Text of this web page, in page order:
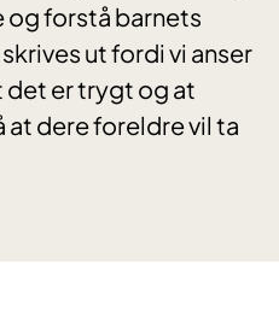
og forstå barnets
ut fordi vi anser
det er trygt og at
dere foreldre vil ta